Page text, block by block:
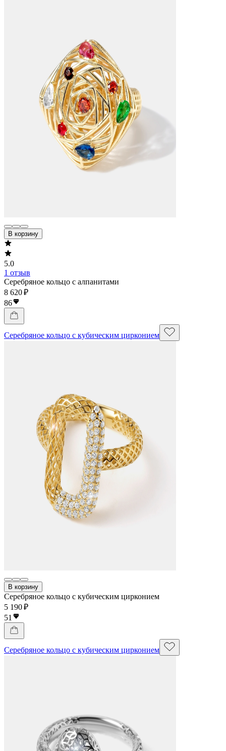
В корзину
5.0
1 отзыв
Серебряное кольцо с алпанитами
8 620 ₽
86
Серебряное кольцо с кубическим цирконием
В корзину
Серебряное кольцо с кубическим цирконием
5 190 ₽
51
Серебряное кольцо с кубическим цирконием